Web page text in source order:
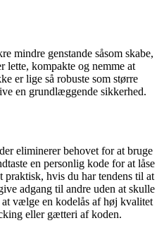
mindre genstande såsom skabe,
lette, kompakte og nemme at
er lige så robuste som større
en grundlæggende sikkerhed.
eliminerer behovet for at bruge
en personlig kode for at låse
praktisk, hvis du har tendens til at
adgang til andre uden at skulle
vælge en kodelås af høj kvalitet
eller gætteri af koden.